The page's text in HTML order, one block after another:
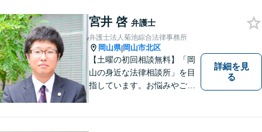
宮井 啓 弁護士
弁護士法人菊池綜合法律事務所
岡山県|岡山市北区
【土曜の初回相談無料】「岡
山の身近な法律相談所」を目
指しています。お悩みやご不
詳細を見
る